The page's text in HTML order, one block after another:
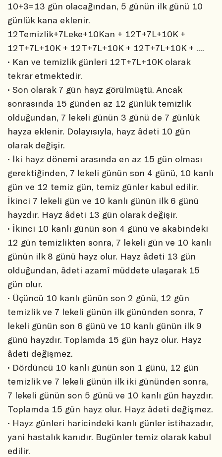
10+3=13 gün olacağından, 5 günün ilk günü 10
günlük kana eklenir.
12Temizlik+7Leke+10Kan + 12T+7L+10K +
12T+7L+10K + 12T+7L+10K + 12T+7L+10K + ....
• Kan ve temizlik günleri 12T+7L+10K olarak
tekrar etmektedir.
• Son olarak 7 gün hayz görülmüştü. Ancak
sonrasında 15 günden az 12 günlük temizlik
olduğundan, 7 lekeli günün 3 günü de 7 günlük
hayza eklenir. Dolayısıyla, hayz âdeti 10 gün
olarak değişir.
• İki hayz dönemi arasında en az 15 gün olması
gerektiğinden, 7 lekeli günün son 4 günü, 10 kanlı
gün ve 12 temiz gün, temiz günler kabul edilir.
İkinci 7 lekeli gün ve 10 kanlı günün ilk 6 günü
hayzdır. Hayz âdeti 13 gün olarak değişir.
• İkinci 10 kanlı günün son 4 günü ve akabindeki
12 gün temizlikten sonra, 7 lekeli gün ve 10 kanlı
günün ilk 8 günü hayz olur. Hayz âdeti 13 gün
olduğundan, âdeti azamî müddete ulaşarak 15
gün olur.
• Üçüncü 10 kanlı günün son 2 günü, 12 gün
temizlik ve 7 lekeli günün ilk gününden sonra, 7
lekeli günün son 6 günü ve 10 kanlı günün ilk 9
günü hayzdır. Toplamda 15 gün hayz olur. Hayz
âdeti değişmez.
• Dördüncü 10 kanlı günün son 1 günü, 12 gün
temizlik ve 7 lekeli günün ilk iki gününden sonra,
7 lekeli günün son 5 günü ve 10 kanlı gün hayzdır.
Toplamda 15 gün hayz olur. Hayz âdeti değişmez.
• Hayz günleri haricindeki kanlı günler istihazadır,
yani hastalık kanıdır. Bugünler temiz olarak kabul
edilir.